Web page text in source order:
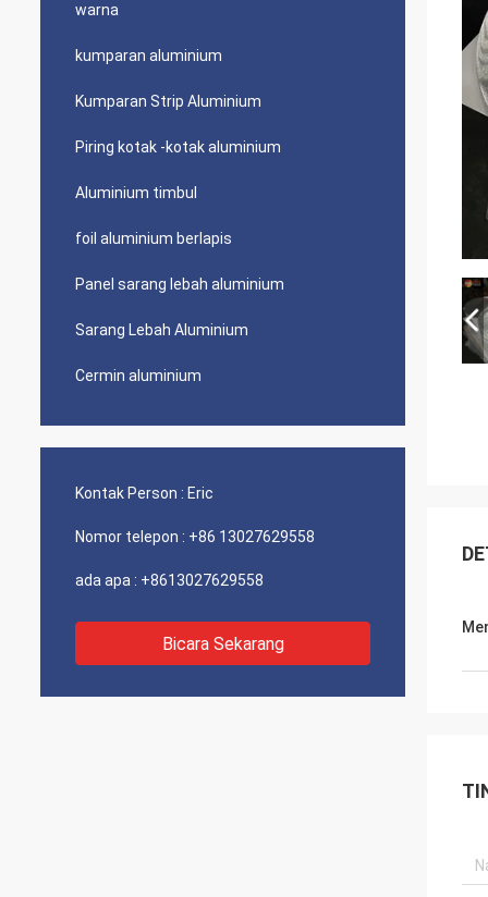
warna
kumparan aluminium
Kumparan Strip Aluminium
Piring kotak -kotak aluminium
Aluminium timbul
foil aluminium berlapis
Panel sarang lebah aluminium
Sarang Lebah Aluminium
Cermin aluminium
Kontak Person : Eric
Nomor telepon : +86 13027629558
ada apa : +8613027629558
Bicara Sekarang